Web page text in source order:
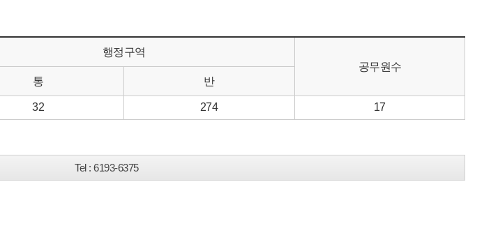
행정구역
공무원수
통
반
32 274 17
Tel: 6193-6375